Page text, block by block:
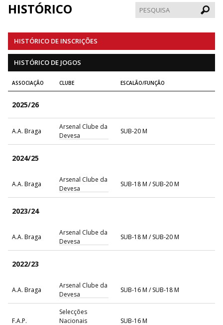
HISTÓRICO
HISTÓRICO DE INSCRIÇÕES
HISTÓRICO DE JOGOS
ASSOCIAÇÃO CLUBE ESCALÃO/FUNÇÃO
2025/26
A.A. Braga
Arsenal Clube da
Devesa
SUB-20 M
2024/25
A.A. Braga
Arsenal Clube da
Devesa
SUB-18 M / SUB-20 M
2023/24
A.A. Braga
Arsenal Clube da
Devesa
SUB-18 M / SUB-20 M
2022/23
A.A. Braga
Arsenal Clube da
Devesa
SUB-16 M / SUB-18 M
F.A.P.
Selecções
Nacionais
SUB-16 M